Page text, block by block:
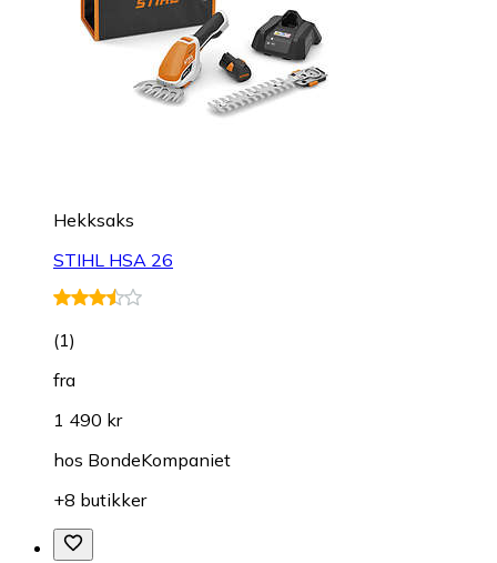
Hekksaks
STIHL HSA 26
(1)
fra
1 490 kr
hos BondeKompaniet
+8 butikker